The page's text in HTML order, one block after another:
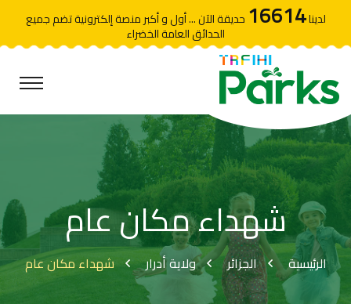
لدينا16614 حديقة الآن ... أول و أكبر منصة إلكترونية تضم جميع
الحدائق العامة الخضراء
شهداء مكان عام
الرئيسية الجزائر ولاية أدرار شهداء مكان عام